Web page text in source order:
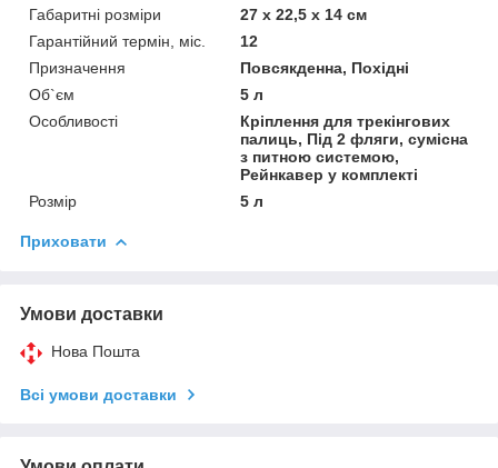
Габаритні розміри
27 x 22,5 x 14 см
Гарантійний термін, міс.
12
Призначення
Повсякденна, Похідні
Об`єм
5 л
Особливості
Кріплення для трекінгових
палиць, Під 2 фляги, сумісна
з питною системою,
Рейнкавер у комплекті
Розмір
5 л
Приховати
Умови доставки
Нова Пошта
Всі умови доставки